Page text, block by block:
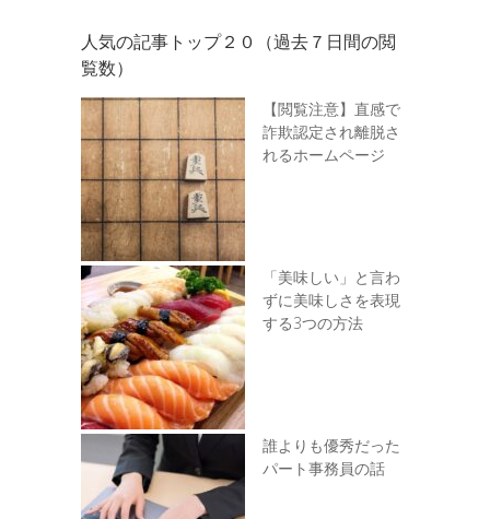
人気の記事トップ２０（過去７日間の閲
覧数）
【閲覧注意】直感で
詐欺認定され離脱さ
れるホームページ
「美味しい」と言わ
ずに美味しさを表現
する3つの方法
誰よりも優秀だった
パート事務員の話